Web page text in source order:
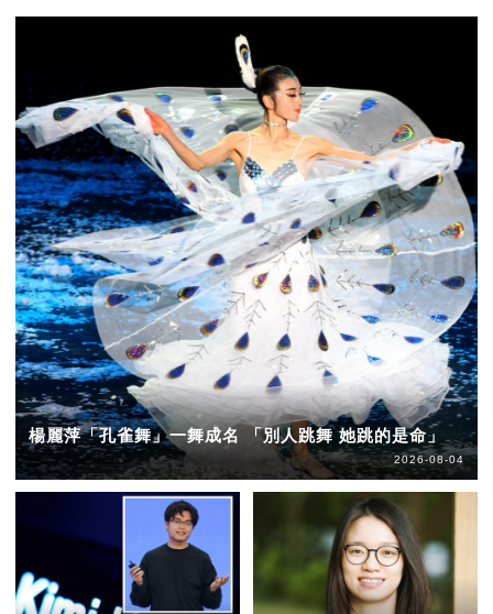
楊麗萍「孔雀舞」一舞成名 「別人跳舞 她跳的是命」
2026-08-04